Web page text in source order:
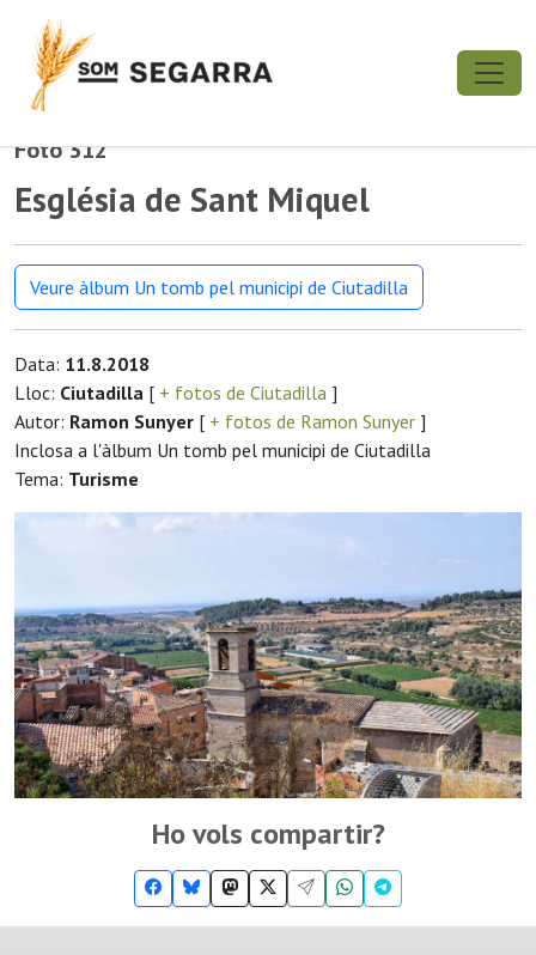
Foto 312
Església de Sant Miquel
Veure àlbum Un tomb pel municipi de Ciutadilla
Data: 11.8.2018
Lloc: Ciutadilla [ + fotos de Ciutadilla ]
Autor: Ramon Sunyer [ + fotos de Ramon Sunyer ]
Inclosa a l'àlbum Un tomb pel municipi de Ciutadilla
Tema: Turisme
Ho vols compartir?